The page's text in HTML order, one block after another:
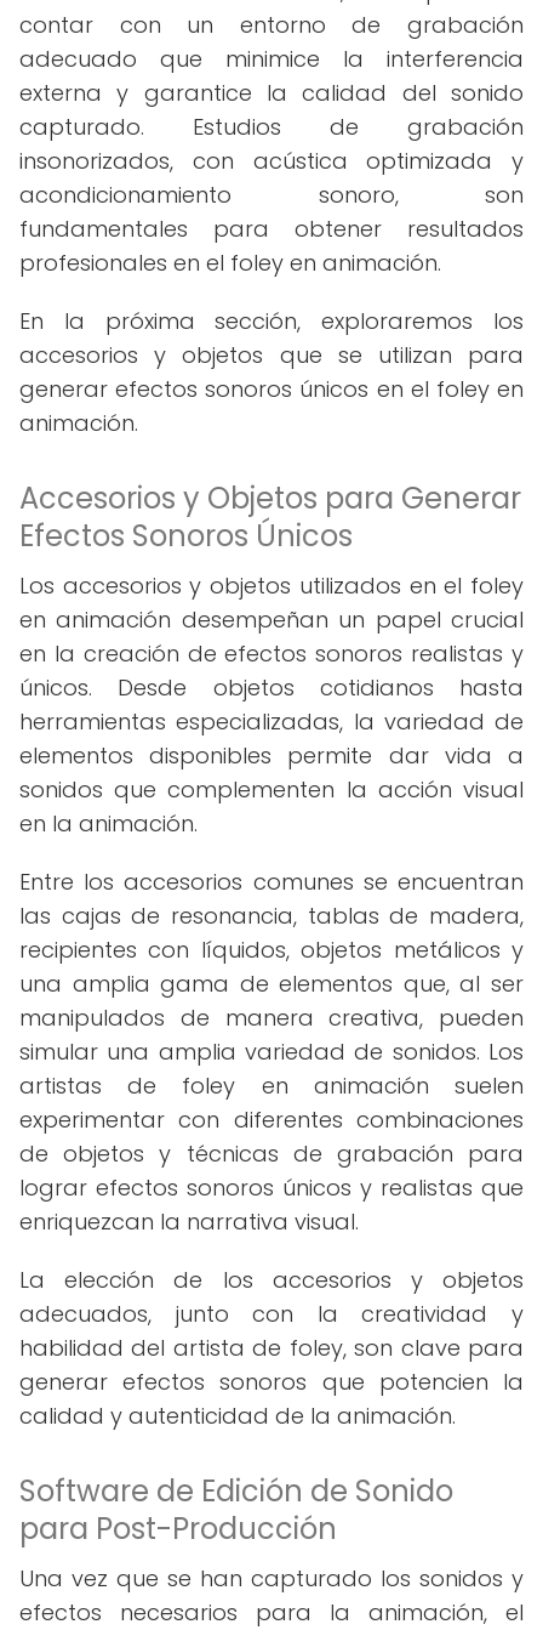
contar con un entorno de grabación
adecuado que minimice la interferencia
externa y garantice la calidad del sonido
capturado. Estudios de grabación
insonorizados, con acústica optimizada y
acondicionamiento sonoro, son
fundamentales para obtener resultados
profesionales en el foley en animación.
En la próxima sección, exploraremos los
accesorios y objetos que se utilizan para
generar efectos sonoros únicos en el foley en
animación.
Accesorios y Objetos para Generar
Efectos Sonoros Únicos
Los accesorios y objetos utilizados en el foley
en animación desempeñan un papel crucial
en la creación de efectos sonoros realistas y
únicos. Desde objetos cotidianos hasta
herramientas especializadas, la variedad de
elementos disponibles permite dar vida a
sonidos que complementen la acción visual
en la animación.
Entre los accesorios comunes se encuentran
las cajas de resonancia, tablas de madera,
recipientes con líquidos, objetos metálicos y
una amplia gama de elementos que, al ser
manipulados de manera creativa, pueden
simular una amplia variedad de sonidos. Los
artistas de foley en animación suelen
experimentar con diferentes combinaciones
de objetos y técnicas de grabación para
lograr efectos sonoros únicos y realistas que
enriquezcan la narrativa visual.
La elección de los accesorios y objetos
adecuados, junto con la creatividad y
habilidad del artista de foley, son clave para
generar efectos sonoros que potencien la
calidad y autenticidad de la animación.
Software de Edición de Sonido
para Post-Producción
Una vez que se han capturado los sonidos y
efectos necesarios para la animación, el